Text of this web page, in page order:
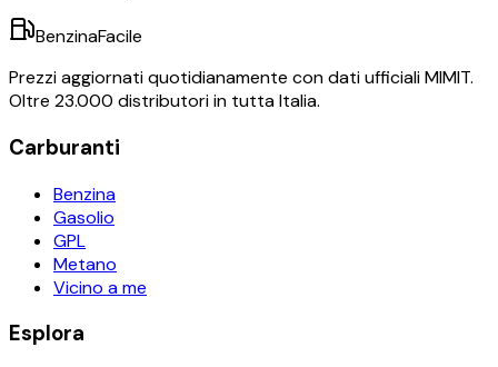
BenzinaFacile
Prezzi aggiornati quotidianamente con dati ufficiali MIMIT.
Oltre 23.000 distributori in tutta Italia.
Carburanti
Benzina
Gasolio
GPL
Metano
Vicino a me
Esplora